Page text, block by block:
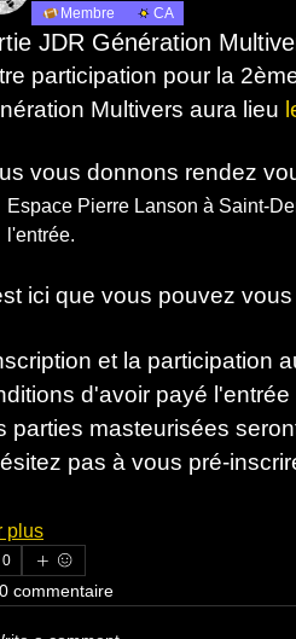
Membre CA
JDR Génération
participation pour la
Multivers aura lieu
vous donnons rendez
Espace Pierre Lanson à Saint-
l'entrée.
ici que vous pouvez
et la participation
d'avoir payé l'entrée
parties masteurisées
pas à vous pré-
plus
0
0 commentaire